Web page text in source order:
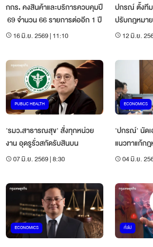
กกร. คงสินค้าและบริการควบคุมปี
69 จำนวน 66 รายการต่ออีก 1 ปี
16 มิ.ย. 2569 | 11:10
ปกรณ์ ตั้งที
ปรับกฎหมา
อุตสาหกรรม
12 มิ.ย.
PUBLIC HEALTH
'รมว.สาธารณสุข' สั่งทุกหน่วย
งาน อุดรูรั่วสกัดรับสินบน
07 มิ.ย. 2569 | 8:30
ECONOMICS
'ปกรณ์' นัดเ
แนวทาแก้ก
7 อุตสาหกรรม หนุนจัดตั้
04 มิ.ย.
ECONOMICS ทั่วไป